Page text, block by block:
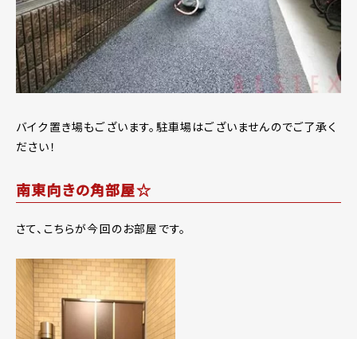
バイク置き場もございます。駐車場はございませんのでご了承く
ださい！
南東向きの角部屋☆
さて、こちらが今回のお部屋です。